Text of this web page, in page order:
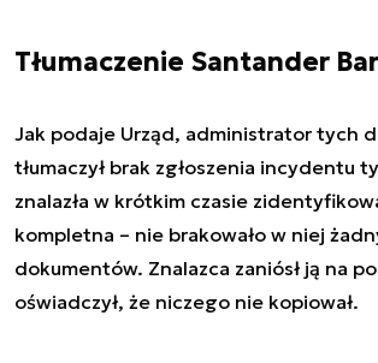
Tłumaczenie Santander
Jak podaje Urząd, administrator tych
tłumaczył brak zgłoszenia incydentu
znalazła w krótkim czasie
kompletna – nie brakowało w niej
dokumentów. Znalazca zaniósł ją na
oświadczył, że niczego nie kopiował.